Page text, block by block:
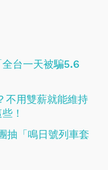
台一天被騙5.6
不用雙薪就能維持
！
抽「鳴日號列車套